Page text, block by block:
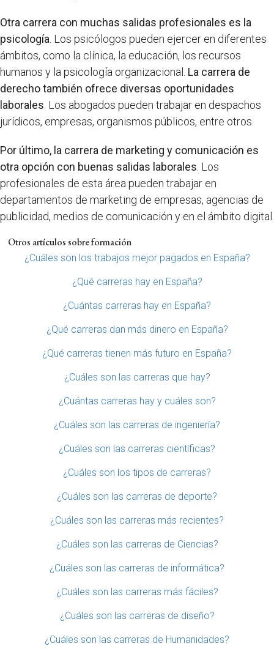
Otra carrera con muchas salidas profesionales es la
psicología . Los psicólogos pueden ejercer en diferentes
ámbitos, como la clínica, la educación, los recursos
humanos y la psicología organizacional. La carrera de
derecho también ofrece diversas oportunidades
laborales . Los abogados pueden trabajar en despachos
jurídicos, empresas, organismos públicos, entre otros.
Por último, la carrera de marketing y comunicación es
otra opción con buenas salidas laborales . Los
profesionales de esta área pueden trabajar en
departamentos de marketing de empresas, agencias de
publicidad, medios de comunicación y en el ámbito digital.
Otros artículos sobre formación
¿Cuáles son los trabajos mejor pagados en España?
¿Qué carreras hay en España?
¿Cuántas carreras hay en España?
¿Qué carreras dan más dinero en España?
¿Qué carreras tienen más futuro en España?
¿Cuáles son las carreras que hay?
¿Cuántas carreras hay y cuáles son?
¿Cuáles son las carreras de ingeniería?
¿Cuáles son las carreras científicas?
¿Cuáles son los tipos de carreras?
¿Cuáles son las carreras de deporte?
¿Cuáles son las carreras más recientes?
¿Cuáles son las carreras de Ciencias?
¿Cuáles son las carreras de informática?
¿Cuáles son las carreras más fáciles?
¿Cuáles son las carreras de diseño?
¿Cuáles son las carreras de Humanidades?